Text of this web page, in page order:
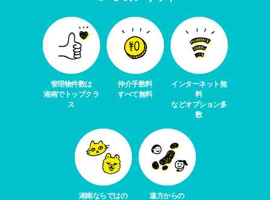
管理物件数は
湘南でトップクラ
ス
仲介手数料
すべて無料
インターネット無
料
などオプション多
数
湘南ならではの
遠方からの